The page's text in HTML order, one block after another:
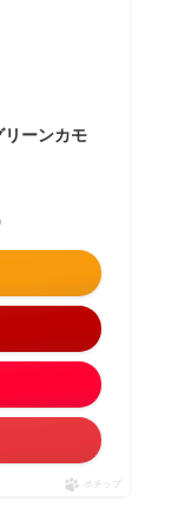
ーンカモ
ポチップ